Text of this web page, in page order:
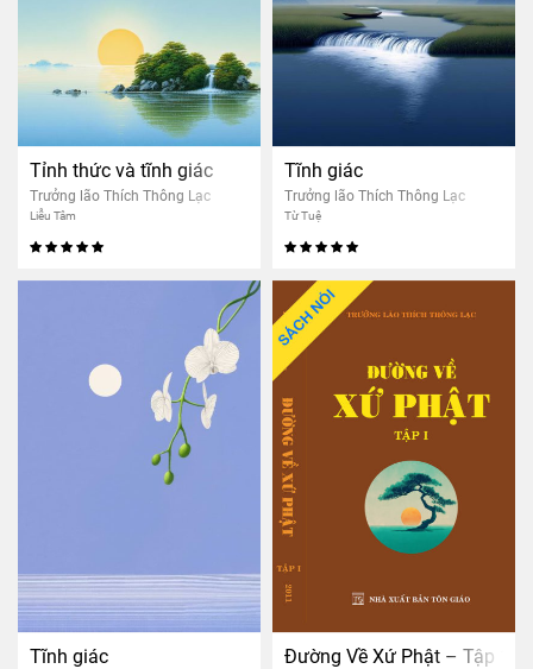
Tỉnh thức và tĩnh giác
Trưởng lão Thích Thông Lạc
Liễu Tâm
Tĩnh giác
Trưởng lão Thích Thông Lạc
Từ Tuệ
Tĩnh giác Đường Về Xứ Phật – Tập 1